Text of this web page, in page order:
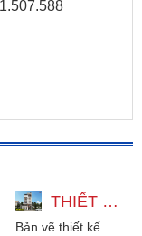
THIẾT KẾ BIỆT THỰ 3 TẦNG 1 TUM HIỆN ĐẠI CÓ THANG MÁY VÀ HẦM
Bản vẽ thiết kế